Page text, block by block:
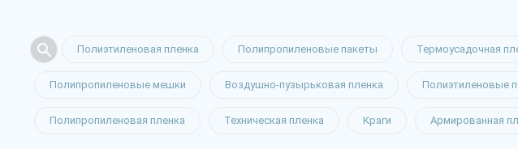
Полиэтиленовая пленка Полипропиленовые пакеты Термоусадочная
Полипропиленовые мешки Воздушно-пузырьковая пленка Полиэтиленовые
Полипропиленовая пленка Техническая пленка Краги Армированная